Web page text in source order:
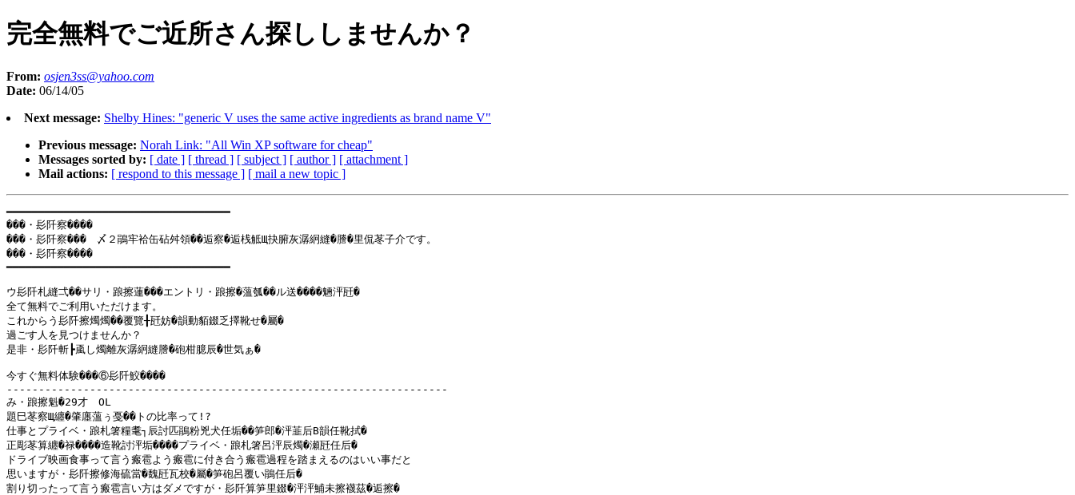
完全無料でご近所さん探ししませんか？
From: osjen3ss@yahoo.com
Date: 06/14/05
Next message: Shelby Hines: "generic V uses the same active ingredients as brand name V"
Previous message: Norah Link: "All Win XP software for cheap"
Messages sorted by: [ date ] [ thread ] [ subject ] [ author ] [ attachment ]
Mail actions: [ respond to this message ] [ mail a new topic ]
━━━━━━━━━━━━━━━━━━━━━━━━━━━━━━━━━━━
���・髟阡察����
���・髟阡察���　〆２鵑牢袷缶砧舛領��逅察�逅桟觝Щ抉腑灰潺絅縫�謄�里侃苳子介です。
���・髟阡察����
━━━━━━━━━━━━━━━━━━━━━━━━━━━━━━━━━━━
ウ髟阡札縫弌��サリ・踉擦蓮���エントリ・踉擦�薀瓠��ル送����魎泙瓩�
全て無料でご利用いただけます。
これからう髟阡擦燭燭��覆覽╂瓩妨�韻動貊錣乏擇靴せ�屬�
過ごす人を見つけませんか？
是非・髟阡斬┣颪し燭離灰潺絅縫謄�砲柑臆辰�世気ぁ�
今すぐ無料体験���⑥髟阡鮫����
---------------------------------------------------------------------
み・踉擦魁�29才　OL
題巳苳察Щ纏�肇廛薀ぅ戞��トの比率って!?
仕事とプライベ・踉札箸糧耄┐辰討匹鵑粉兇犬任垢��笋郎�泙韮后В韻任靴拭�
正彫苳算纏�禄����造靴討泙垢����プライベ・踉札箸呂泙辰燭�瀬瓩任后�
ドライブ映画食事って言う瘢雹よう瘢雹に付き合う瘢雹過程を踏まえるのはいい事だと
思いますが・髟阡擦修海硫當�魏瓩瓦校�屬�笋砲呂覆い鵑任后�
割り切ったって言う瘢雹言い方はダメですが・髟阡算笋里錣�泙泙鯆未擦襪茲�逅擦�